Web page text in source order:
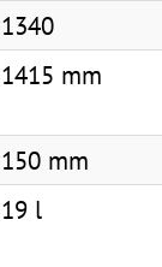
1340
1415 mm
150 mm
19 l